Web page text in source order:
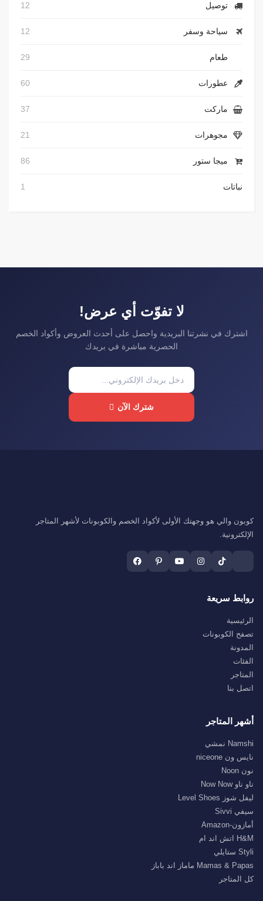
توصيل 12
سياحة وسفر 12
طعام 29
عطورات 60
ماركت 37
مجوهرات 21
ميجا ستور 86
نباتات 1
لا تفوّت أي عرض!
اشترك في نشرتنا البريدية واحصل على أحدث العروض وأكواد الخصم
الحصرية مباشرة في بريدك
شترك الآن
كوبون والي هو وجهتك الأولى لأكواد الخصم والكوبونات لأشهر المتاجر
الإلكترونية.
روابط سريعة
الرئيسية
تصفح الكوبونات
المدونة
الفئات
المتاجر
اتصل بنا
أشهر المتاجر
Namshi نمشي
نايس ون niceone
نون Noon
ناو ناو Now Now
ليفل شوز Level Shoes
سيفي Sivvi
أمازون-Amazon
H&M اتش اند ام
Styli ستايلي
Mamas & Papas ماماز اند باباز
كل المتاجر